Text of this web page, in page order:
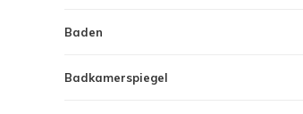
Baden
Badkamerspiegel